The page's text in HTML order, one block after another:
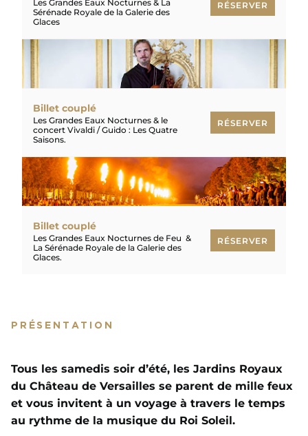
PRÉSENTATION
Tous les samedis soir d’été, les Jardins Royaux
du Château de Versailles se parent de mille feux
et vous invitent à un voyage à travers le temps
au rythme de la musique du Roi Soleil.
Les Grandes Eaux Nocturnes & La
Sérénade Royale de la Galerie des
Glaces
RÉSERVER
Billet couplé
Les Grandes Eaux Nocturnes & le
concert Vivaldi / Guido : Les Quatre
Saisons.
RÉSERVER
Billet couplé
Les Grandes Eaux Nocturnes de Feu &
La Sérénade Royale de la Galerie des
Glaces.
RÉSERVER